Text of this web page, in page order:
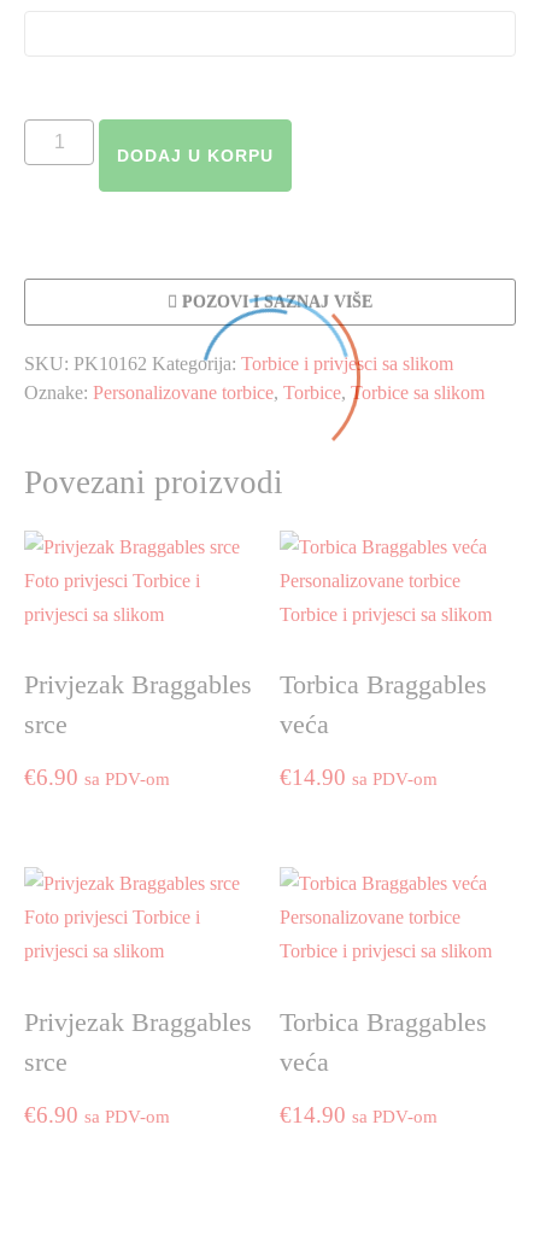
Torbica
Braggables
DODAJ U KORPU
POZOVI I SAZNAJ VIŠE
SKU: PK10162 Kategorija: Torbice i privjesci sa slikom
Oznake: Personalizovane torbice, Torbice, Torbice sa slikom
Povezani proizvodi
Privjezak Braggables
srce
€6.90 sa PDV-om
Torbica Braggables
veća
€14.90 sa PDV-om
Privjezak Braggables
srce
€6.90 sa PDV-om
Torbica Braggables
veća
€14.90 sa PDV-om